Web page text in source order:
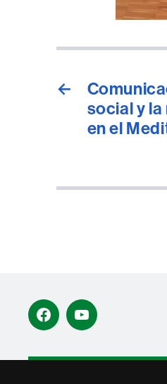
←
social y
en el
FacebookYouTube